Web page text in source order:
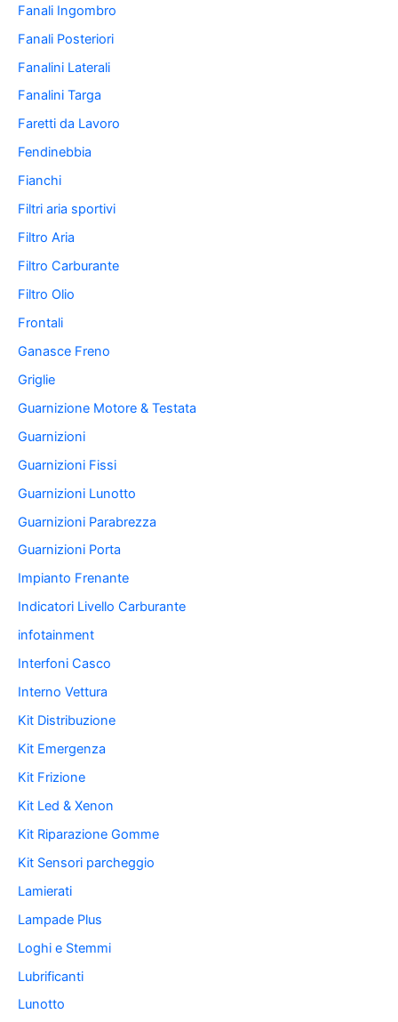
Fanali Ingombro
Fanali Posteriori
Fanalini Laterali
Fanalini Targa
Faretti da Lavoro
Fendinebbia
Fianchi
Filtri aria sportivi
Filtro Aria
Filtro Carburante
Filtro Olio
Frontali
Ganasce Freno
Griglie
Guarnizione Motore & Testata
Guarnizioni
Guarnizioni Fissi
Guarnizioni Lunotto
Guarnizioni Parabrezza
Guarnizioni Porta
Impianto Frenante
Indicatori Livello Carburante
infotainment
Interfoni Casco
Interno Vettura
Kit Distribuzione
Kit Emergenza
Kit Frizione
Kit Led & Xenon
Kit Riparazione Gomme
Kit Sensori parcheggio
Lamierati
Lampade Plus
Loghi e Stemmi
Lubrificanti
Lunotto